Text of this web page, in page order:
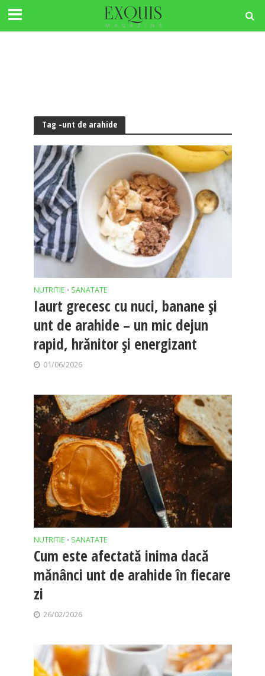
Tag -unt de arahide
NUTRITIE • SANATATE
Iaurt grecesc cu nuci, banane și
unt de arahide – un mic dejun
rapid, hrănitor și energizant
01/06/2026
NUTRITIE • SANATATE
Cum este afectată inima dacă
mănânci unt de arahide în fiecare
zi
26/02/2026